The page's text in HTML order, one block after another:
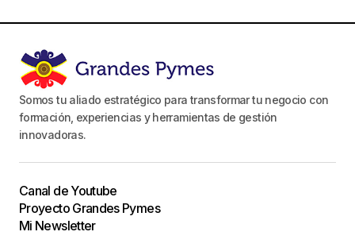
Somos tu aliado estratégico para transformar tu negocio con
formación, experiencias y herramientas de gestión
innovadoras.
Canal de Youtube
Proyecto Grandes Pymes
Mi Newsletter